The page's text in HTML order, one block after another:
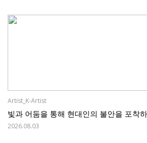
Artist_K-Artist
빛과 어둠을 통해 현대인의 불안을 포착
2026.08.03